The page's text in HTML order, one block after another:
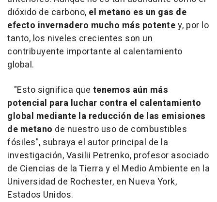
dióxido de carbono, el metano es un gas de
efecto invernadero mucho más potentey, por lo
tanto, los niveles crecientes son un
contribuyente importante al calentamiento
global.
"Esto significa que tenemos aún más
potencial para luchar contra el calentamiento
global mediante la reducción de las emisiones
de metano de nuestro uso de combustibles
fósiles", subraya el autor principal de la
investigación, Vasilii Petrenko, profesor asociado
de Ciencias de la Tierra y el Medio Ambiente en la
Universidad de Rochester, en Nueva York,
Estados Unidos.